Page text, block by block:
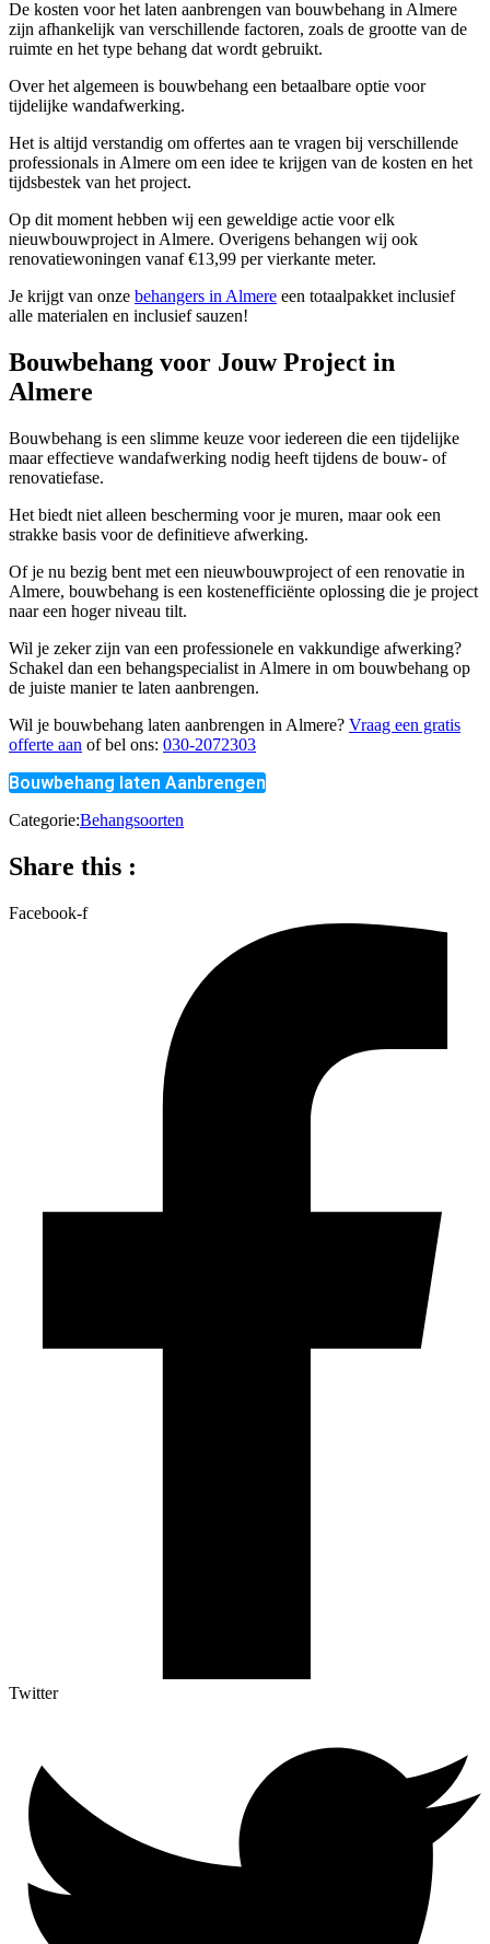
De kosten voor het laten aanbrengen van bouwbehang in Almere
zijn afhankelijk van verschillende factoren, zoals de grootte van de
ruimte en het type behang dat wordt gebruikt.
Over het algemeen is bouwbehang een betaalbare optie voor
tijdelijke wandafwerking.
Het is altijd verstandig om offertes aan te vragen bij verschillende
professionals in Almere om een idee te krijgen van de kosten en het
tijdsbestek van het project.
Op dit moment hebben wij een geweldige actie voor elk
nieuwbouwproject in Almere. Overigens behangen wij ook
renovatiewoningen vanaf €13,99 per vierkante meter.
Je krijgt van onze behangers in Almere een totaalpakket inclusief
alle materialen en inclusief sauzen!
Bouwbehang voor Jouw Project in
Almere
Bouwbehang is een slimme keuze voor iedereen die een tijdelijke
maar effectieve wandafwerking nodig heeft tijdens de bouw- of
renovatiefase.
Het biedt niet alleen bescherming voor je muren, maar ook een
strakke basis voor de definitieve afwerking.
Of je nu bezig bent met een nieuwbouwproject of een renovatie in
Almere, bouwbehang is een kostenefficiënte oplossing die je project
naar een hoger niveau tilt.
Wil je zeker zijn van een professionele en vakkundige afwerking?
Schakel dan een behangspecialist in Almere in om bouwbehang op
de juiste manier te laten aanbrengen.
Wil je bouwbehang laten aanbrengen in Almere? Vraag een gratis
offerte aan of bel ons: 030-2072303
Bouwbehang laten Aanbrengen
Categorie:Behangsoorten
Share this :
Facebook-f
Twitter